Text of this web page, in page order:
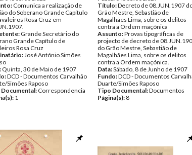
Comunica a realização de
do Soberano Grande Capítulo
Rosa Cruz em
Grande Secretário do
Grande Capítulo de
Rosa Cruz
José António Simões
Quinta, 30 de Maio de 1907
DCD - Documentos Carvalhão
Simões Raposo
Correspondencia
1
Título:Decreto de 08.JUN.1907
Grão Mestre, Sebastião de
Magalhães Lima, sobre os delitos
contra a Ordem maçónica
Assunto:Provas tipográficas de
projecto de decreto de
do Grão Mestre, Sebastião de
Magalhães Lima, sobre os delitos
contra a Ordem maçónica.
Data:Sábado, 8 de Junho de 1907
Fundo:DCD - Documentos
Duarte/Simões Raposo
Tipo Documental:Documentos
Página(s): 8